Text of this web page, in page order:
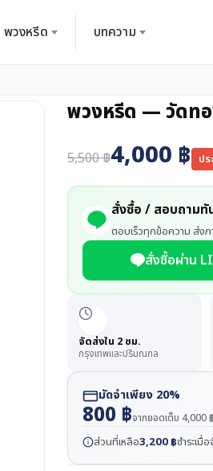
พวงหรีด บทความ
พวงหรีด — วัดท
5,500฿4,000 ฿ ป
สั่งซื้อ / สอบถามทั
ตอบเร็วทุกข้อความ ส่งภ
สั่งซื้อผ่าน
จัดส่งใน 2 ชม.
กรุงเทพและปริมณฑล
มัดจำเพียง 20%
800 ฿จากยอดเต็ม 4,000฿
ส่วนที่เหลือ3,200 ฿ชำระเมื่